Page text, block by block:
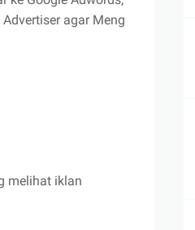
agar Meng
melihat iklan